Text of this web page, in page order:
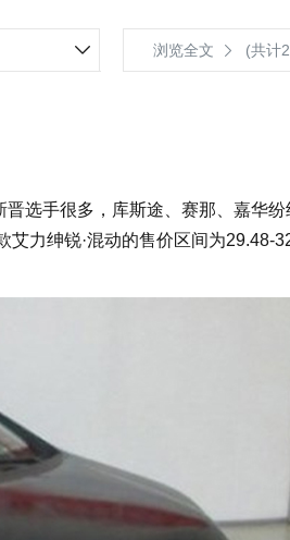
浏览全文 (共计
选手很多，库斯途、赛那、嘉华纷
力绅锐·混动的售价区间为29.48-